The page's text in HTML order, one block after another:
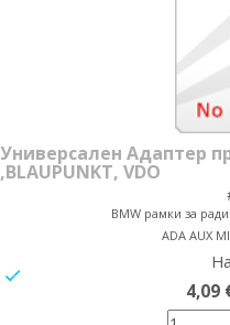
Универсален Адаптер
,BLAUPUNKT, VDO
BMW рамки за
ADA AUX
4,09